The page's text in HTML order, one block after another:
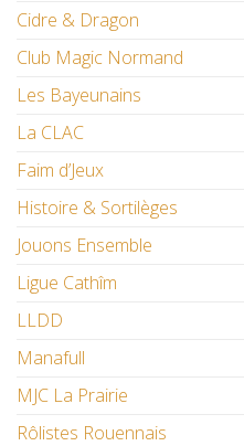
Cidre & Dragon
Club Magic Normand
Les Bayeunains
La CLAC
Faim d’Jeux
Histoire & Sortilèges
Jouons Ensemble
Ligue Cathîm
LLDD
Manafull
MJC La Prairie
Rôlistes Rouennais